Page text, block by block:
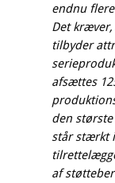
endnu
Det
tilbyder
afsættes
den
står stærkt
af